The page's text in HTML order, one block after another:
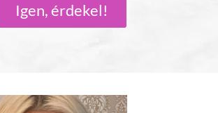
Igen, érdekel!